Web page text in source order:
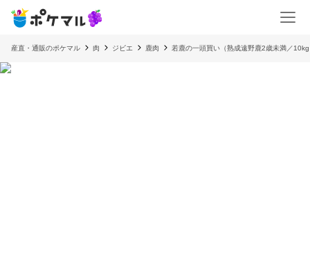
産直・通販のポケマル 肉 ジビエ 鹿肉 若鹿の一頭買い（熟成遠野鹿2歳未満／